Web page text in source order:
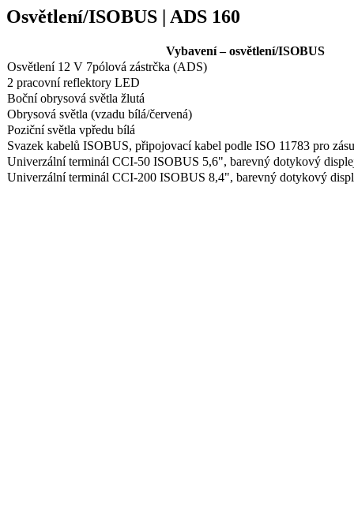
Osvětlení/ISOBUS | ADS 160
Vybavení – osvětlení/ISOBUS
Osvětlení 12 V 7pólová zástrčka (ADS)
2 pracovní reflektory LED
Boční obrysová světla žlutá
Obrysová světla (vzadu bílá/červená)
Poziční světla vpředu bílá
Svazek kabelů ISOBUS, připojovací kabel podle ISO 11783 pro
Univerzální terminál CCI-50 ISOBUS 5,6", barevný dotykový
Univerzální terminál CCI-200 ISOBUS 8,4", barevný dotykový